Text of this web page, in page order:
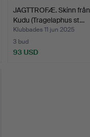
JAGTTROFÆ. Skinn från
Kudu (Tragelaphus st…
Klubbades 11 jun 2025
3 bud
93 USD